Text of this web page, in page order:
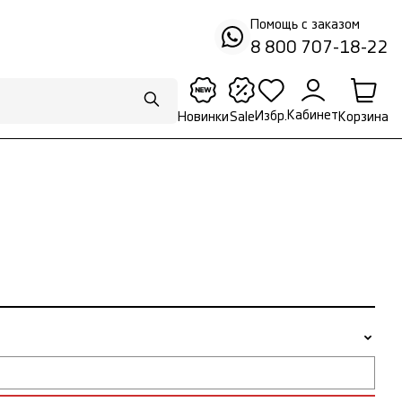
Помощь с заказом
8 800 707-18-22
НовинкиSale Избр. Кабинет Корзина